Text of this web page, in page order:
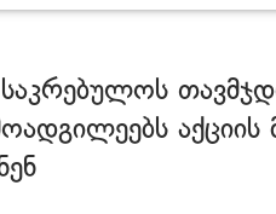
აქციის